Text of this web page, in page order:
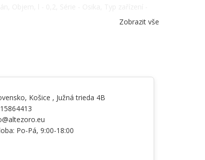
Zobrazit vše
Košice , Južná trieda 4B
Po-Pá, 9:00-18:00